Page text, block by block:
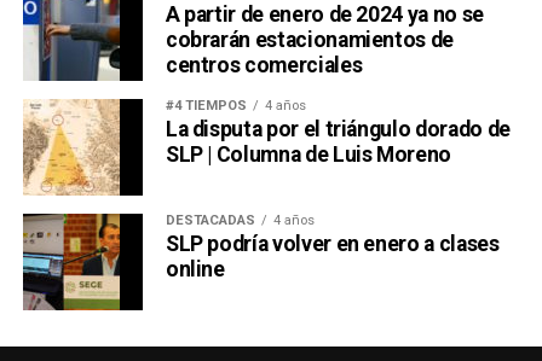
A partir de enero de 2024 ya no se
cobrarán estacionamientos de
centros comerciales
#4 TIEMPOS 4 años
La disputa por el triángulo dorado de
SLP | Columna de Luis Moreno
DESTACADAS 4 años
SLP podría volver en enero a clases
online